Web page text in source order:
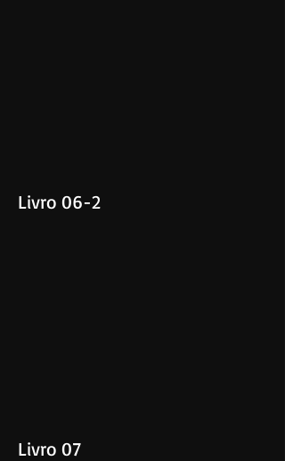
Livro 06-2
Livro 07